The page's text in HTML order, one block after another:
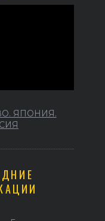
в Ильинском храме
ЯПОНИЯ.